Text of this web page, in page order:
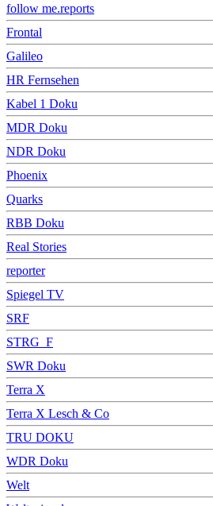
follow me.reports
Frontal
Galileo
HR Fernsehen
Kabel 1 Doku
MDR Doku
NDR Doku
Phoenix
Quarks
RBB Doku
Real Stories
reporter
Spiegel TV
SRF
STRG_F
SWR Doku
Terra X
Terra X Lesch & Co
TRU DOKU
WDR Doku
Welt